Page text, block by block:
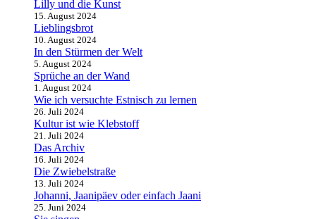
Lilly und die Kunst
15. August 2024
Lieblingsbrot
10. August 2024
In den Stürmen der Welt
5. August 2024
Sprüche an der Wand
1. August 2024
Wie ich versuchte Estnisch zu lernen
26. Juli 2024
Kultur ist wie Klebstoff
21. Juli 2024
Das Archiv
16. Juli 2024
Die Zwiebelstraße
13. Juli 2024
Johanni, Jaanipäev oder einfach Jaani
25. Juni 2024